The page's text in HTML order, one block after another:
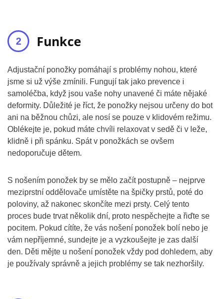
Funkce
Adjustační ponožky pomáhají s problémy nohou, které
jsme si už výše zmínili. Fungují tak jako prevence i
samoléčba, když jsou vaše nohy unavené či máte nějaké
deformity. Důležité je říct, že ponožky nejsou určeny do bot
ani na běžnou chůzi, ale nosí se pouze v klidovém režimu.
Oblékejte je, pokud máte chvíli relaxovat v sedě či v leže,
klidně i při spánku. Spát v ponožkách se ovšem
nedoporučuje dětem.
S nošením ponožek by se mělo začít postupně – nejprve
meziprstní oddělovače umístěte na špičky prstů, poté do
poloviny, až nakonec skončíte mezi prsty. Celý tento
proces bude trvat několik dní, proto nespěchejte a řiďte se
pocitem. Pokud cítíte, že vás nošení ponožek bolí nebo je
vám nepříjemné, sundejte je a vyzkoušejte je zas další
den. Děti mějte u nošení ponožek vždy pod dohledem, aby
je používaly správně a jejich problémy se tak nezhoršily.